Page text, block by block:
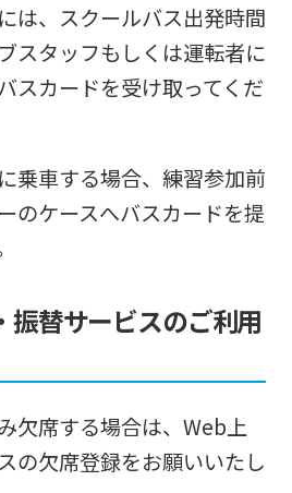
は、スクールバス出発時間
スタッフもしくは運転者に
スカードを受け取ってくだ
乗車する場合、練習参加前
のケースへバスカードを提
振替サービスのご利用
欠席する場合は、Web上
の欠席登録をお願いいたし